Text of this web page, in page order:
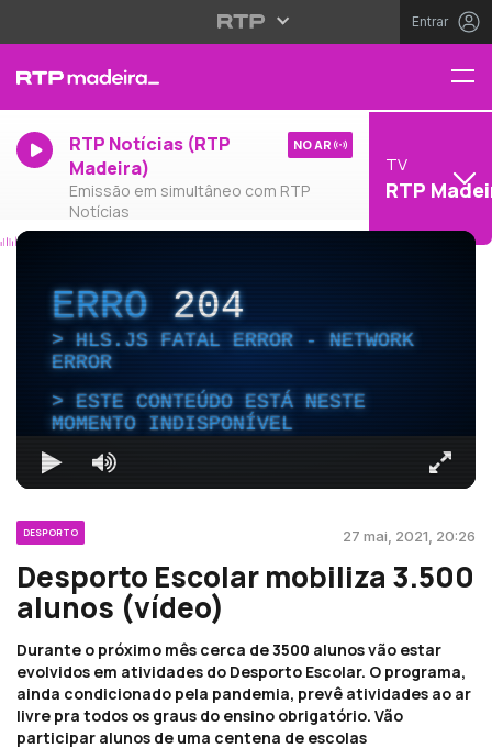
Entrar
RTP Notícias (RTP
Madeira)
Emissão em simultâneo com RTP
Notícias
NO AR
TV
RTP
ERRO204
HLS.JS FATAL ERROR - NETWORK
ERROR
ESTE CONTEÚDO ESTÁ NESTE
MOMENTO INDISPONÍVEL
DESPORTO 27 mai, 2021, 20:26
Desporto Escolar mobiliza 3.500
alunos (vídeo)
Durante o próximo mês cerca de 3500 alunos vão estar
evolvidos em atividades do Desporto Escolar. O programa,
ainda condicionado pela pandemia, prevê atividades ao ar
livre pra todos os graus do ensino obrigatório. Vão
participar alunos de uma centena de escolas